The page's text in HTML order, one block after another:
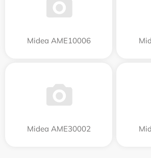
Midea AME10006
Midea AME30002